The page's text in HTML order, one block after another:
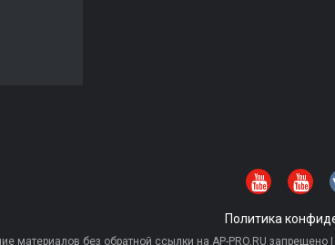
Политика
материалов без обратной ссылки на AP-PRO.RU запрещено